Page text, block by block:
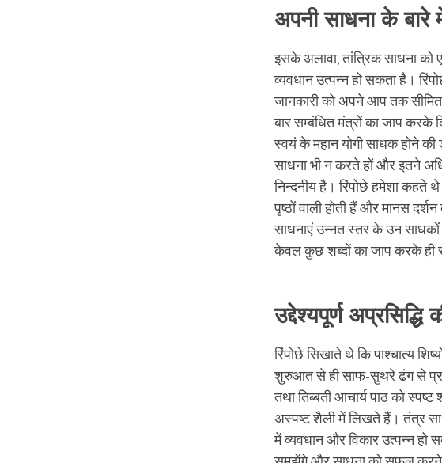
अपनी साधना के
इसके अलावा, तांत्रिक साधना को
व्यवधान उत्पन्न हो सकता है।
जानकारी को अपने आप तक
बार सम्बंधित मंत्रों का जाप करके
स्वयं के महान योगी साधक होने
साधना भी न करते हों और इतने
निन्दनीय है। रिंपोछे हमेशा कहते
पृष्ठों वाली होती हैं और मानस
साधनाएं उन्नत स्तर के उन साधकों
केवल कुछ शब्दों का जाप करके ही
उद्देश्यपूर्ण
रिंपोछे सिखाते थे कि पाश्चात्य
शुरुआत से ही साफ-सुथरे ढंग से
तथा तिब्बती आचार्य पाठ को
अस्पष्ट शैली में लिखते हैं। तंत्र
में व्यवधान और विकार उत्पन्न हो